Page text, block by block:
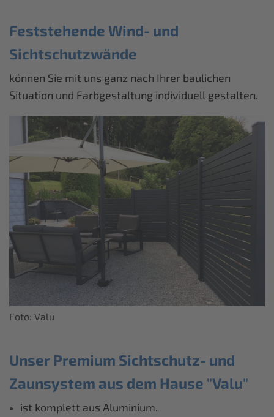
Feststehende Wind- und
Sichtschutzwände
können Sie mit uns ganz nach Ihrer baulichen
Situation und Farbgestaltung individuell gestalten.
Foto: Valu
Unser Premium Sichtschutz- und
Zaunsystem aus dem Hause "Valu"
ist komplett aus Aluminium.